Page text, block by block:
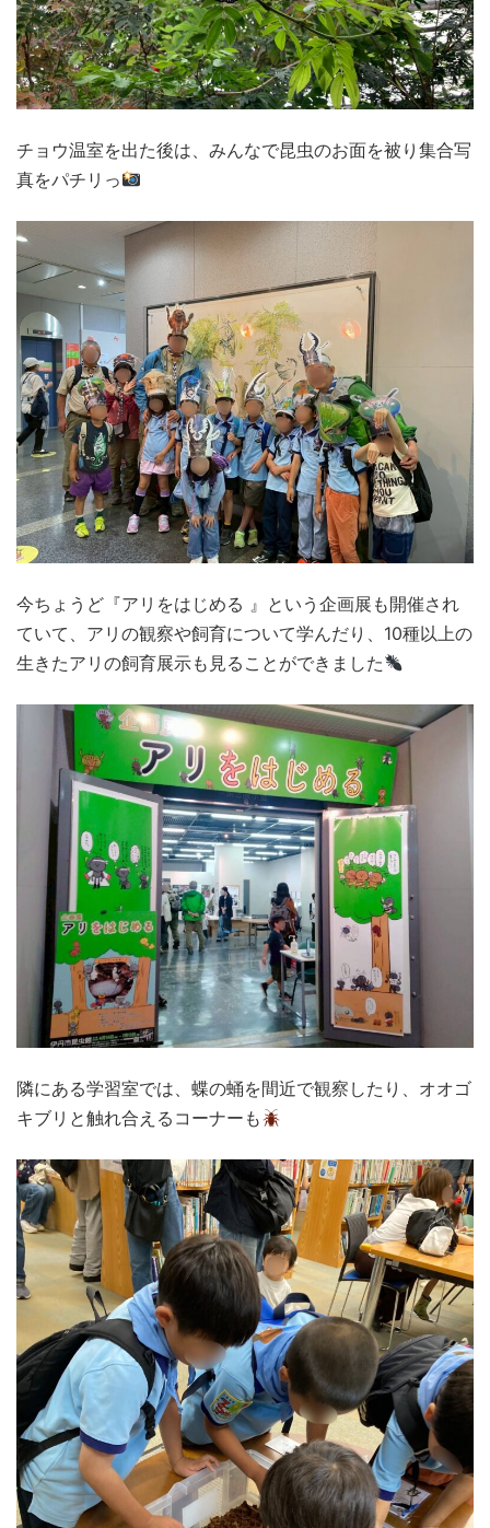
チョウ温室を出た後は、みんなで昆虫のお面を被り集合写
真をパチリっ
今ちょうど『アリをはじめる 』という企画展も開催され
ていて、アリの観察や飼育について学んだり、10種以上の
生きたアリの飼育展示も見ることができました
隣にある学習室では、蝶の蛹を間近で観察したり、オオゴ
キブリと触れ合えるコーナーも